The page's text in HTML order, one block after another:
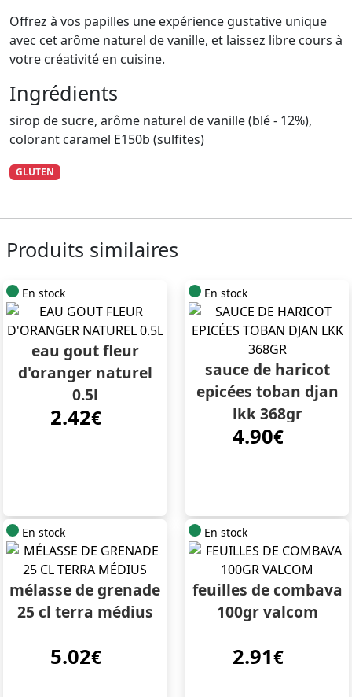
Offrez à vos papilles une expérience gustative unique
avec cet arôme naturel de vanille, et laissez libre cours à
votre créativité en cuisine.
Ingrédients
sirop de sucre, arôme naturel de vanille (blé - 12%),
colorant caramel E150b (sulfites)
GLUTEN
Produits similaires
En stock
eau gout fleur
d'oranger naturel
0.5l
2.42€
En stock
sauce de haricot
epicées toban djan
lkk 368gr
4.90€
En stock
mélasse de grenade
25 cl terra médius
5.02€
En stock
feuilles de combava
100gr valcom
2.91€